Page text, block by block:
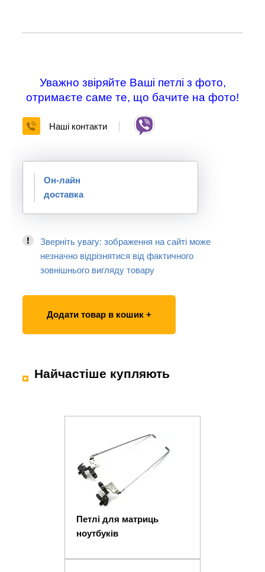
Уважно звіряйте Ваші петлі з фото,
отримаєте саме те, що бачите на фото!
Наші контакти
Он-лайн
доставка
Зверніть увагу: зображення на сайті може
незначно відрізнятися від фактичного
зовнішнього вигляду товару
Додати товар в кошик +
Найчастіше купляють
Петлі для матриць
ноутбуків